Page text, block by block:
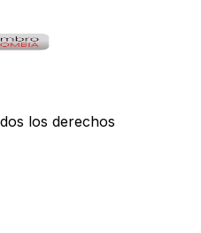
los derechos